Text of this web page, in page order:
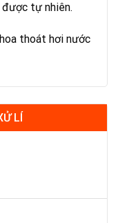
được tự nhiên.
thoát hơi nước
LÍ